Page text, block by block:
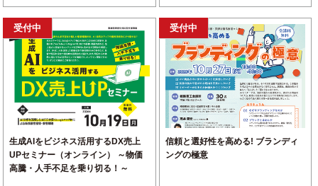
月３日（木）、１０日
（木）、２０２７年１月７日
（木）、１月１４日（木）
受付中
生成AIをビジネス活用するDX売上
UPセミナー（オンライン） ～物価
高騰・人手不足を乗り切る！～
受付中
信頼と選好性を高める! ブランディ
ングの極意